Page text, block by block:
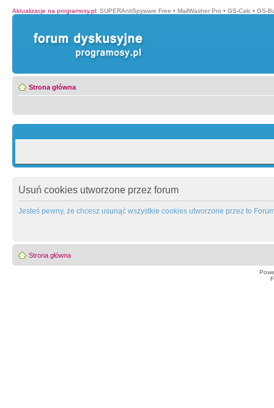
Aktualizacje na programosy.pl: SUPERAntiSpyware Free • MailWasher Pro • GS-Calc • GS-
Strona główna
Usuń cookies utworzone przez forum
Jesteś pewny, że chcesz usunąć wszystkie cookies utworzone przez to
Strona główna